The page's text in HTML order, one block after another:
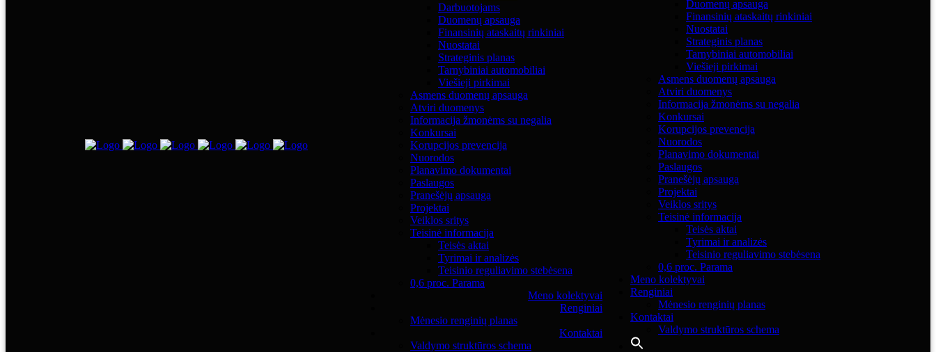
Darbuotojams
Duomenų apsauga
Finansinių ataskaitų rinkiniai
Nuostatai
Strateginis planas
Tarnybiniai automobiliai
Viešieji pirkimai
Asmens duomenų apsauga
Atviri duomenys
Informacija žmonėms su negalia
Konkursai
Korupcijos prevencija
Nuorodos
Planavimo dokumentai
Paslaugos
Pranešėjų apsauga
Projektai
Veiklos sritys
Teisinė informacija
Teisės aktai
Tyrimai ir analizės
Teisinio reguliavimo stebėsena
0,6 proc. Parama
Meno kolektyvai
Renginiai
Mėnesio renginių planas
Kontaktai
Valdymo struktūros schema
Duomenų apsauga
Finansinių ataskaitų rinkiniai
Nuostatai
Strateginis planas
Tarnybiniai automobiliai
Viešieji pirkimai
Asmens duomenų apsauga
Atviri duomenys
Informacija žmonėms su negalia
Konkursai
Korupcijos prevencija
Nuorodos
Planavimo dokumentai
Paslaugos
Pranešėjų apsauga
Projektai
Veiklos sritys
Teisinė informacija
Teisės aktai
Tyrimai ir analizės
Teisinio reguliavimo stebėsena
0,6 proc. Parama
Meno kolektyvai
Renginiai
Mėnesio renginių planas
Kontaktai
Valdymo struktūros schema